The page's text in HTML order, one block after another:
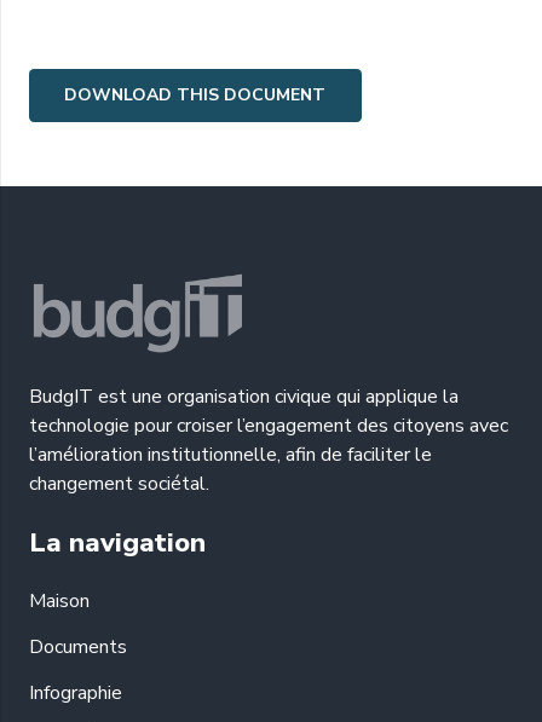
DOWNLOAD THIS DOCUMENT
BudgIT est une organisation civique qui applique la
technologie pour croiser l’engagement des citoyens avec
l’amélioration institutionnelle, afin de faciliter le
changement sociétal.
La navigation
Maison
Documents
Infographie